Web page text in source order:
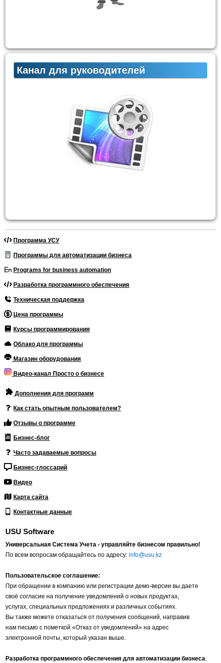
Канал для руководителей
Программа УСУ
Программы для автоматизации бизнеса
Programs for business automation
Разработка программного обеспечения
Техническая поддержка
Цена программы
Курсы программирования
Облако для программы
Магазин оборудования
Видео-канал Просто о бизнесе
Дополнения для программ
Как стать опытным пользователем?
Отзывы о программе
Бизнес-блог
Часто задаваемые вопросы
Бизнес-глоссарий
Видео
Карта сайта
Контактные данные
USU Software
Универсальная Система Учета - управляйте бизнесом правильно!
По всем вопросам обращайтесь по адресу:info@usu.kz
Пользовательское соглашение:
При обращении в компанию или регистрации демо-версии вы даете
своё согласие на получение уведомлений о новых продуктах,
услугах, специальных предложениях и различных событиях.
Вы также можете отказаться от получения сообщений, направив
нам письмо с пометкой «Отказ от уведомлений» на адрес
электронной почты, который указан выше.
Разработка программного обеспечения для автоматизации бизнеса.